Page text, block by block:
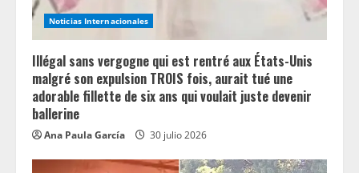
Noticias Internacionales
Illégal sans vergogne qui est rentré aux États-Unis
malgré son expulsion TROIS fois, aurait tué une
adorable fillette de six ans qui voulait juste devenir
ballerine
Ana Paula García 30 julio 2026